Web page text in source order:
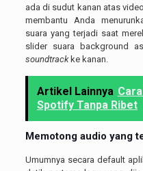
ada di sudut kanan atas
membantu Anda
suara yang terjadi saat
slider suara background
soundtrackke kanan.
Artikel Lainnya
Spotify Tanpa Ribet
Memotong audio yang
Umumnya secara default